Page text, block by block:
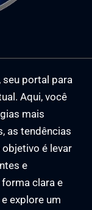
seu portal para
Aqui, você
mais
as tendências
é levar
e
clara e
explore um